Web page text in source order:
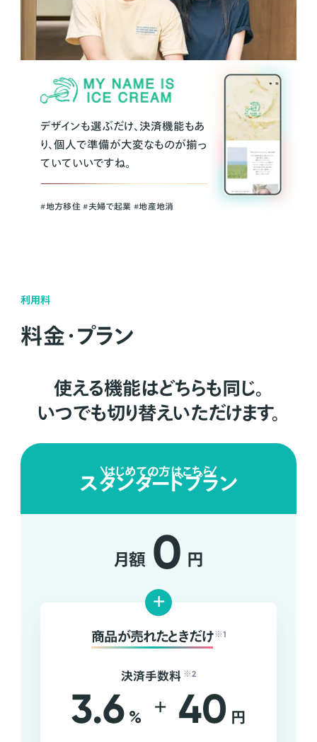
デザインも選ぶだけ、決済機能もあ
り、個人で準備が大変なものが揃っ
ていていいですね。
#地方移住 #夫婦で起業 #地産地消
利用料
料金・プラン
使える機能はどちらも同じ。
いつでも切り替えいただけます。
はじめての方はこちら
スタンダードプラン
月額 0 円
+
商品が売れたときだけ ※1
決済手数料 ※2
3.6 % + 40 円